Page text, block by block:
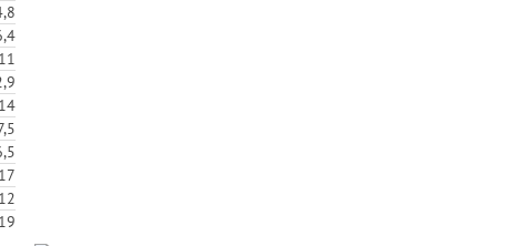
11
17
12
19